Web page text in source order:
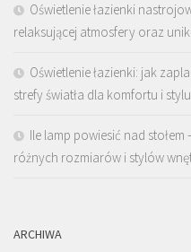
Oświetlenie łazienki
relaksującej atmosfery oraz
Oświetlenie łazienki: jak
strefy światła dla komfortu i stylu
Ile lamp powiesić nad
różnych rozmiarów i stylów
ARCHIWA